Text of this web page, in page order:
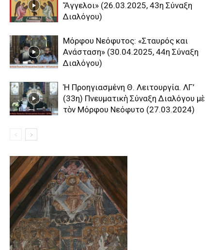
Ἄγγελοι» (26.03.2025, 43η Σύναξη
Διαλόγου)
Μόρφου Νεόφυτος: «Σταυρός και
Ανάσταση» (30.04.2025, 44η Σύναξη
Διαλόγου)
Ἡ Προηγιασμένη Θ. Λειτουργία. ΛΓ’
(33η) Πνευματικὴ Σύναξη Διαλόγου μὲ
τὸν Μόρφου Νεόφυτο (27.03.2024)